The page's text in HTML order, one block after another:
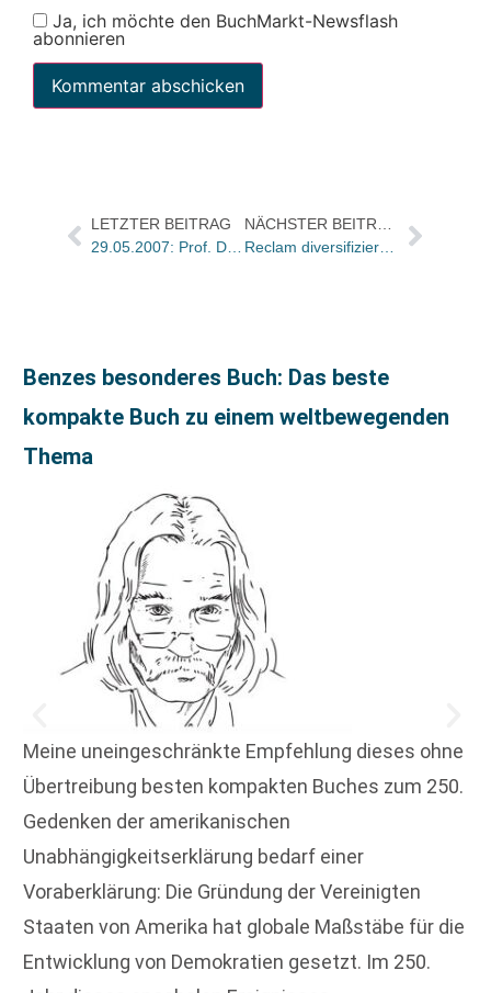
Ja, ich möchte den BuchMarkt-Newsflash
abonnieren
LETZTER BEITRAG
29.05.2007: Prof. Dr. Theo Schäfer (65)
Benzes besonderes Buch: Das beste
kompakte Buch zu einem weltbewegenden
Thema
Meine uneingeschränkte Empfehlung dieses ohne
Übertreibung besten kompakten Buches zum 250.
Gedenken der amerikanischen
Unabhängigkeitserklärung bedarf einer
Voraberklärung: Die Gründung der Vereinigten
Staaten von Amerika hat globale Maßstäbe für die
Entwicklung von Demokratien gesetzt. Im 250.